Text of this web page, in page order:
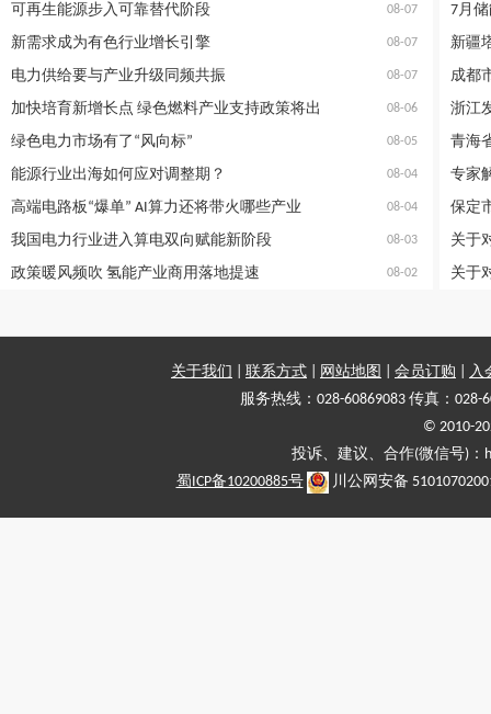
08-07
可再生能源步入可靠替代阶段
08-07
新需求成为有色行业增长引擎
08-07
电力供给要与产业升级同频共振
08-06
加快培育新增长点 绿色燃料产业支持政策将出
08-05
绿色电力市场有了“风向标”
08-04
能源行业出海如何应对调整期？
08-04
高端电路板“爆单” AI算力还将带火哪些产业
08-03
我国电力行业进入算电双向赋能新阶段
08-02
政策暖风频吹 氢能产业商用落地提速
青海
专家
关于我们 联系方式 网站地图 会员订购
入
服务热线：028-60869083 传真：028-
© 2010-
投诉、建议、合作(微信号)
蜀ICP备10200885号
川公网安备